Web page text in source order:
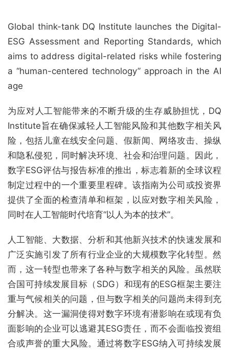
Global think-tank DQ Institute launches the Digital-
ESG Assessment and Reporting Standards, which
aims to address digital-related risks while fostering
a “human-centered technology” approach in the AI
age
为应对人工智能带来的不断升级的生存威胁担忧，DQ
Institute旨在确保减轻人工智能风险和其他数字相关风
险，包括儿童在线安全问题、假新闻、网络攻击、操纵
和隐私侵犯，同时解决环境、社会和治理问题。因此，
数字ESG评估与报告标准的推出，标志着新的全球议程
制定过程中的一个重要里程碑。该指南为公司或投资界
提供了全面的检查清单和框架，以应对数字相关风险，
同时在人工智能时代培育“以人为本的技术”。
人工智能、大数据、分析和其他新兴技术的快速发展和
广泛实施引发了所有行业企业的大规模数字化转型。然
而，这一转型也带来了各种与数字相关的风险。虽然联
合国可持续发展目标（SDG）和现有的ESG框架主要注
重与气候相关的问题，但与数字相关的问题尚未得到充
分解决。这一漏洞使得对数字环境有潜影响在或现有负
面影响的企业可以逃避其ESG责任，而不会面临投资组
合或声誉的重大风险。通过将数字ESG纳入可持续发展